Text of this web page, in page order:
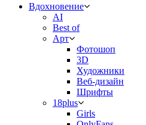
Вдохновение
AI
Best of
Арт
Фотошоп
3D
Художники
Веб-дизайн
Шрифты
18plus
Girls